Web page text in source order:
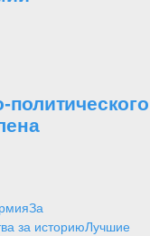
политического
За
за историюЛучшие